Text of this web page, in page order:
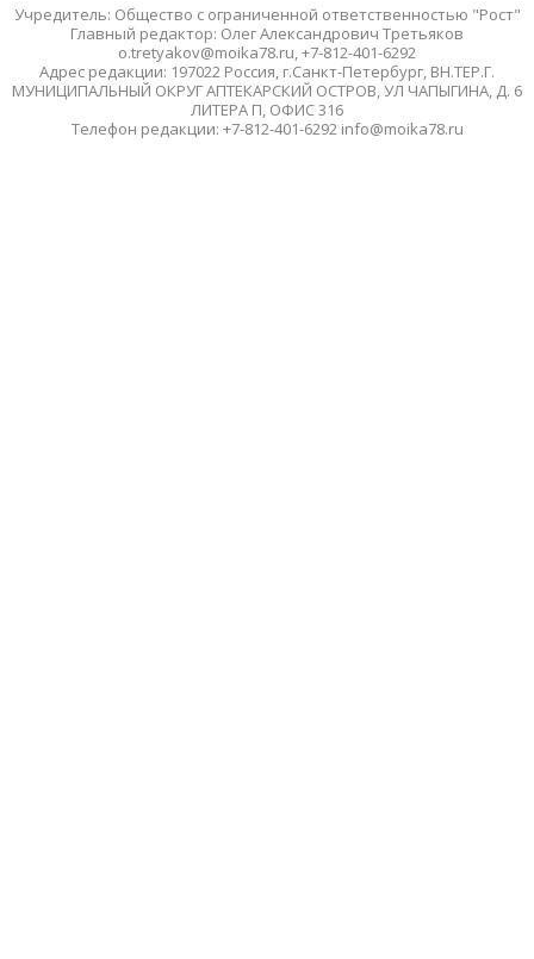
Учредитель: Общество с ограниченной ответственностью "Рост"
Главный редактор: Олег Александрович Третьяков
o.tretyakov@moika78.ru, +7-812-401-6292
Адрес редакции: 197022 Россия, г.Санкт-Петербург, ВН.ТЕР.Г.
МУНИЦИПАЛЬНЫЙ ОКРУГ АПТЕКАРСКИЙ ОСТРОВ, УЛ ЧАПЫГИНА, Д. 6
ЛИТЕРА П, ОФИС 316
Телефон редакции: +7-812-401-6292 info@moika78.ru